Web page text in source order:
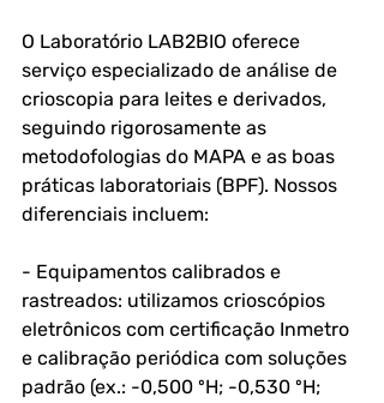
O Laboratório LAB2BIO oferece
serviço especializado de análise de
crioscopia para leites e derivados,
seguindo rigorosamente as
metodofologias do MAPA e as boas
práticas laboratoriais (BPF). Nossos
diferenciais incluem:
- Equipamentos calibrados e
rastreados: utilizamos crioscópios
eletrônicos com certificação Inmetro
e calibração periódica com soluções
padrão (ex.: -0,500 ºH; -0,530 ºH;